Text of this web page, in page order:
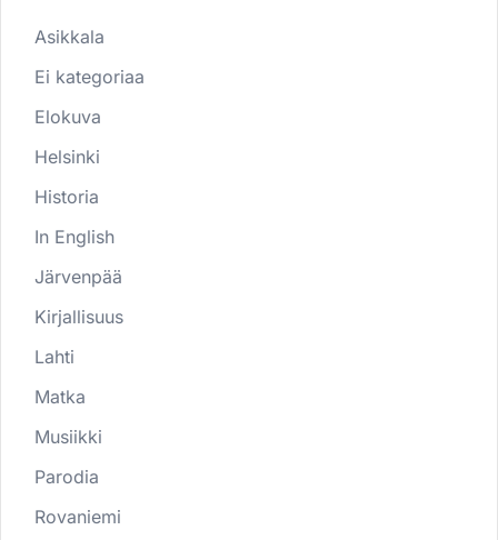
Asikkala
Ei kategoriaa
Elokuva
Helsinki
Historia
In English
Järvenpää
Kirjallisuus
Lahti
Matka
Musiikki
Parodia
Rovaniemi